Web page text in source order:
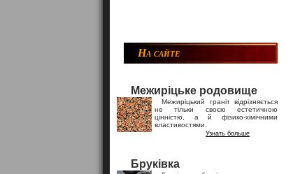
На сайте
Межиріцьке родовище
Межиріцький граніт відрізняється
не тільки своєю естетичною
цінністю, а й фізико-хімічними
властивостями.
Узнать больше
Бруківка